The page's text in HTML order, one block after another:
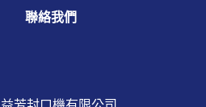
聯絡我們